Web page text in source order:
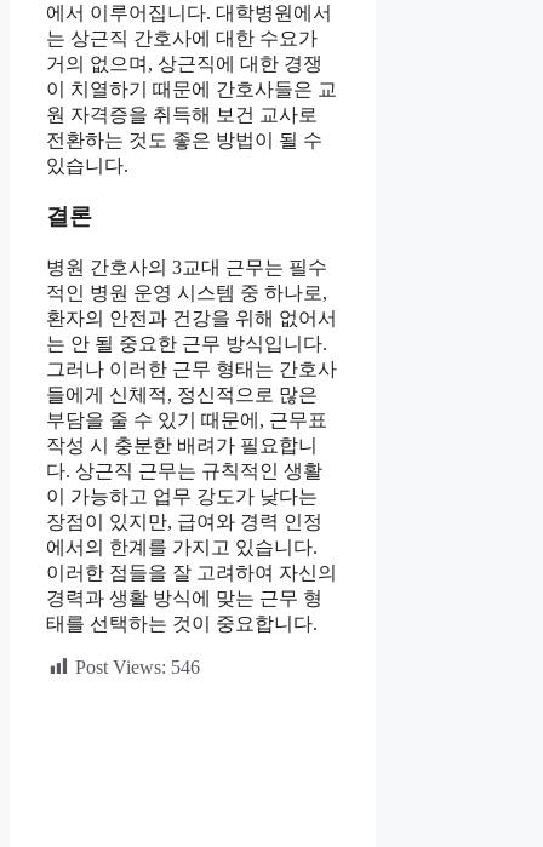
에서 이루어집니다. 대학병원에서
는 상근직 간호사에 대한 수요가
거의 없으며, 상근직에 대한 경쟁
이 치열하기 때문에 간호사들은 교
원 자격증을 취득해 보건 교사로
전환하는 것도 좋은 방법이 될 수
있습니다.
결론
병원 간호사의 3교대 근무는 필수
적인 병원 운영 시스템 중 하나로,
환자의 안전과 건강을 위해 없어서
는 안 될 중요한 근무 방식입니다.
그러나 이러한 근무 형태는 간호사
들에게 신체적, 정신적으로 많은
부담을 줄 수 있기 때문에, 근무표
작성 시 충분한 배려가 필요합니
다. 상근직 근무는 규칙적인 생활
이 가능하고 업무 강도가 낮다는
장점이 있지만, 급여와 경력 인정
에서의 한계를 가지고 있습니다.
이러한 점들을 잘 고려하여 자신의
경력과 생활 방식에 맞는 근무 형
태를 선택하는 것이 중요합니다.
Post Views: 546